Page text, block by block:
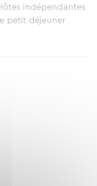
på den grønne
hus. Vi glæder os
serveret
petit déjeuner